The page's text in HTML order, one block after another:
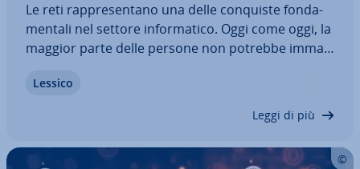
Le reti rap­pre­sen­ta­no una delle conquiste fon­da­
men­ta­li nel settore in­for­ma­ti­co. Oggi come oggi, la
maggior parte delle persone non potrebbe im­ma­
Internet. Ma come fun­zio­na­no esat­ta­men­te queste
Lessico
Leggi di più